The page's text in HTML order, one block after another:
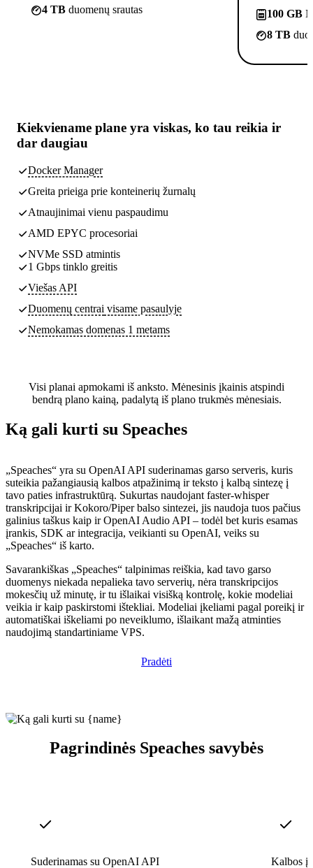
4 TB duomenų srautas
100 GB
8 TB
Kiekviename plane yra viskas, ko tau reikia ir
dar daugiau
Docker Manager
Greita prieiga prie konteinerių žurnalų
Atnaujinimai vienu paspaudimu
AMD EPYC procesoriai
NVMe SSD atmintis
1 Gbps tinklo greitis
Viešas API
Duomenų centrai visame pasaulyje
Nemokamas domenas 1 metams
Visi planai apmokami iš anksto. Mėnesinis įkainis atspindi
bendrą plano kainą, padalytą iš plano trukmės mėnesiais.
Ką gali kurti su Speaches
„Speaches“ yra su OpenAI API suderinamas garso serveris, kuris
suteikia pažangiausią kalbos atpažinimą ir teksto į kalbą sintezę į
tavo paties infrastruktūrą. Sukurtas naudojant faster-whisper
transkripcijai ir Kokoro/Piper balso sintezei, jis naudoja tuos pačius
galinius taškus kaip ir OpenAI Audio API – todėl bet kuris esamas
įrankis, SDK ar integracija, veikianti su OpenAI, veiks su
„Speaches“ iš karto.
Savarankiškas „Speaches“ talpinimas reiškia, kad tavo garso
duomenys niekada nepalieka tavo serverių, nėra transkripcijos
mokesčių už minutę, ir tu išlaikai visišką kontrolę, kokie modeliai
veikia ir kaip paskirstomi ištekliai. Modeliai įkeliami pagal poreikį ir
automatiškai iškeliami po neveiklumo, išlaikant mažą atminties
naudojimą standartiniame VPS.
Pradėti
Pagrindinės Speaches savybės
Suderinamas su OpenAI API Kalbos į